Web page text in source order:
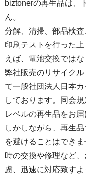
biztonerの再生品は、
ん。
分解、清掃、部品検査
印刷テストを行った
えば、電池交換では
弊社販売のリサイク
て一般社団法人日本
しております。同会
レベルの再生品をお届
しかしながら、再生
を避けることはでき
時の交換や修理など
慮、迅速に対応致すよ